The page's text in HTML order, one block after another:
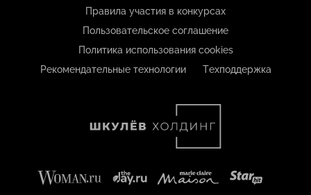
Правила участия в конкурсах
Пользовательское соглашение
Политика использования cookies
Рекомендательные технологии
Техподдержка